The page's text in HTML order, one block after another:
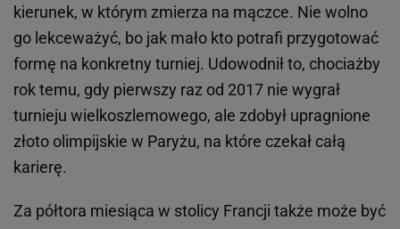
kierunek, w którym zmierza na mączce. Nie wolno
go lekceważyć, bo jak mało kto potrafi przygotować
formę na konkretny turniej. Udowodnił to, chociażby
rok temu, gdy pierwszy raz od 2017 nie wygrał
turnieju wielkoszlemowego, ale zdobył upragnione
złoto olimpijskie w Paryżu, na które czekał całą
karierę.
Za półtora miesiąca w stolicy Francji także może być